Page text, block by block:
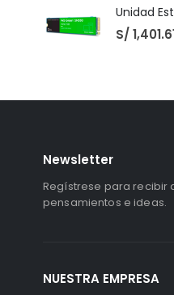
S/
Newsletter
Regístrese para recibir
pensamientos e ideas.
NUESTRA EMPRESA